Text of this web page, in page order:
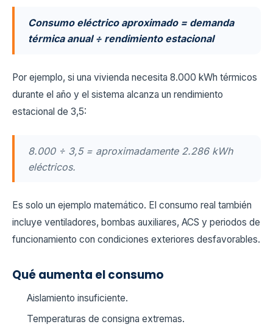
Consumo eléctrico aproximado = demanda
térmica anual ÷ rendimiento estacional
Por ejemplo, si una vivienda necesita 8.000 kWh térmicos
durante el año y el sistema alcanza un rendimiento
estacional de 3,5:
8.000 ÷ 3,5 = aproximadamente 2.286 kWh
eléctricos.
Es solo un ejemplo matemático. El consumo real también
incluye ventiladores, bombas auxiliares, ACS y periodos de
funcionamiento con condiciones exteriores desfavorables.
Qué aumenta el consumo
Aislamiento insuficiente.
Temperaturas de consigna extremas.